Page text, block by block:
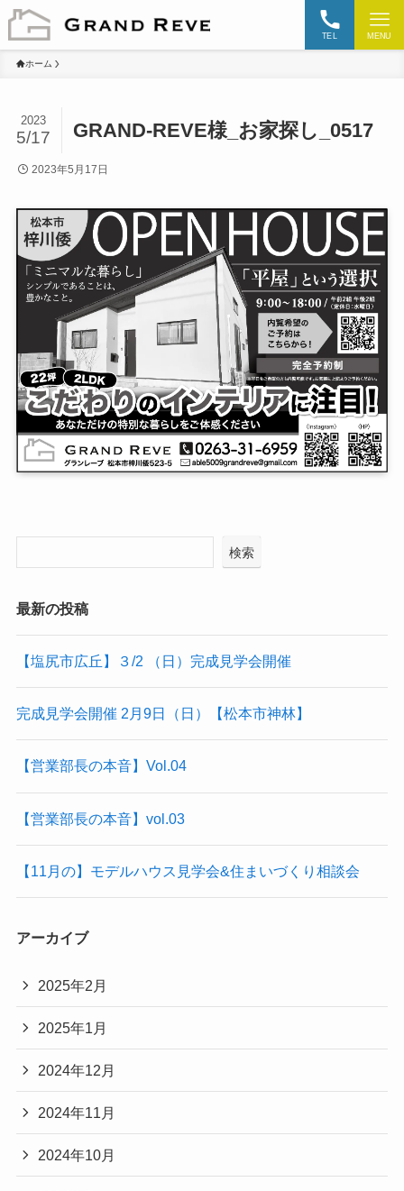
TEL MENU
ホーム
GRAND-REVE様_お家探し_0517
2023
5/17
2023年5月17日
検索
最新の投稿
【塩尻市広丘】３/2 （日）完成見学会開催
完成見学会開催 2月9日（日）【松本市神林】
【営業部長の本音】Vol.04
【営業部長の本音】vol.03
【11月の】モデルハウス見学会&住まいづくり相談会
アーカイブ
2025年2月
2025年1月
2024年12月
2024年11月
2024年10月